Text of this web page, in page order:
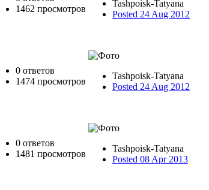
1462 просмотров
Tashpoisk-Tatyana
Posted 24 Aug 2012
0 ответов
1474 просмотров
Tashpoisk-Tatyana
Posted 24 Aug 2012
0 ответов
1481 просмотров
Tashpoisk-Tatyana
Posted 08 Apr 2013